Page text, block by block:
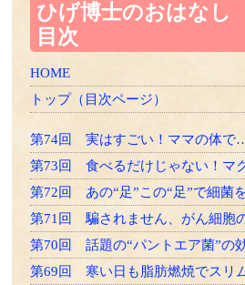
ひげ博士のおはなし
目次
HOME
トップ（目次ページ）
第74回 実はすごい！ママの体で
第73回 食べるだけじゃない！マ
第72回 あの“足”この“足”で細菌
第71回 騙されません、がん細胞
第70回 話題の“パントエア菌”の
第69回 寒い日も脂肪燃焼でスリ